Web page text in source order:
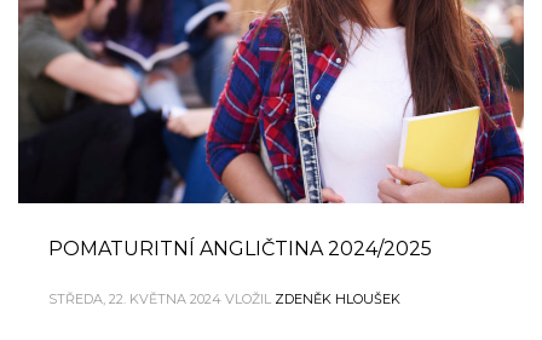
POMATURITNÍ ANGLIČTINA 2024/2025
STŘEDA, 22. KVĚTNA 2024 VLOŽIL ZDENĚK HLOUŠEK